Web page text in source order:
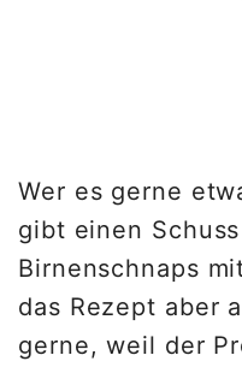
Wer es gerne
gibt einen
Birnenschnaps
das Rezept aber
gerne, weil der